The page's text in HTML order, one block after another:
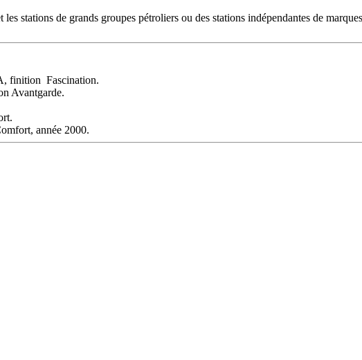
stations de grands groupes pétroliers ou des stations indépendantes de
finition Fascination.
Avantgarde.
année 2000.